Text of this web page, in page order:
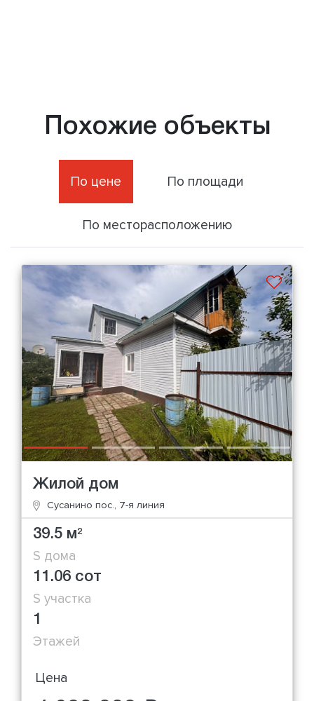
Похожие объекты
По цене По площади
По месторасположению
Жилой дом
Сусанино пос., 7-я линия
39.5 м2
S дома
11.06 сот
S участка
1
Этажей
Цена